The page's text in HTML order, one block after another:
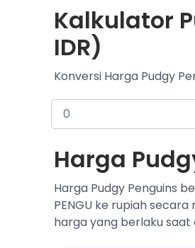
Kalkulator
IDR)
Konversi Harga Pudgy
Harga
Harga Pudgy Penguins
PENGU ke rupiah
harga yang berlaku saat